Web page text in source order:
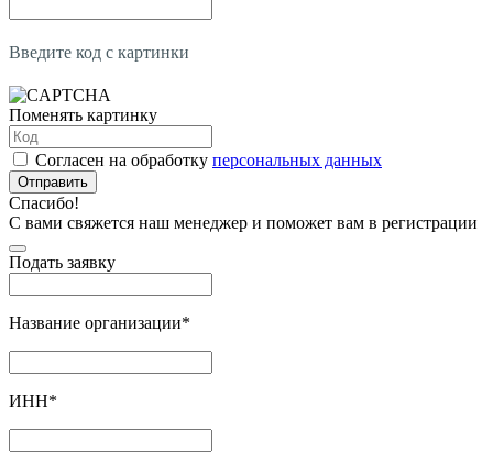
Введите код с картинки
Поменять картинку
Согласен на обработку персональных данных
Отправить
Спасибо!
С вами свяжется наш менеджер и поможет вам в регистрации
Подать заявку
Название организации*
ИНН*